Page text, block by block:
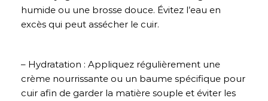
humide ou une brosse douce. Évitez l’eau en
excès qui peut assécher le cuir.
– Hydratation : Appliquez régulièrement une
crème nourrissante ou un baume spécifique pour
cuir afin de garder la matière souple et éviter les